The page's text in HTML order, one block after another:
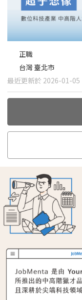
正職
台灣 臺北市
最近更新於 2026-01-05